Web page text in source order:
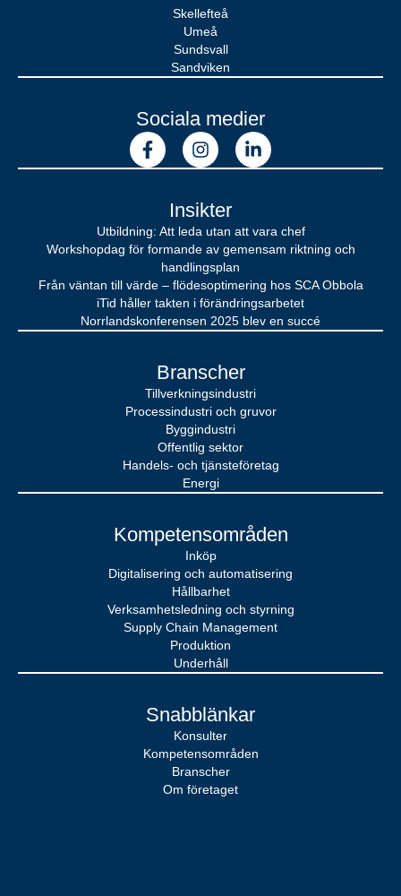
Skellefteå
Umeå
Sundsvall
Sandviken
Branscher
Tillverkningsindustri
Processindustri och gruvor
Byggindustri
Offentlig sektor
Handels- och tjänsteföretag
Energi
Kompetensområden
Inköp
Digitalisering och automatisering
Hållbarhet
Verksamhetsledning och styrning
Supply Chain Management
Produktion
Underhåll
Snabblänkar
Konsulter
Kompetensområden
Branscher
Om företaget
Insikter
Utbildning: Att leda utan att vara chef
Workshopdag för formande av gemensam riktning och
handlingsplan
Från väntan till värde – flödesoptimering hos SCA Obbola
iTid håller takten i förändringsarbetet
Norrlandskonferensen 2025 blev en succé
Sociala medier